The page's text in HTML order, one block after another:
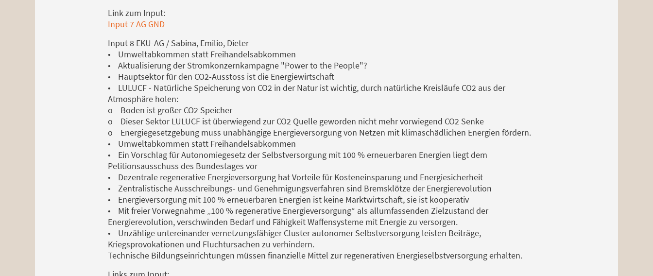
Link zum Input:
Input 7 AG GND
Input 8 EKU-AG / Sabina, Emilio, Dieter
• Umweltabkommen statt Freihandelsabkommen
• Aktualisierung der Stromkonzernkampagne "Power to the People"?
• Hauptsektor für den CO2-Ausstoss ist die Energiewirtschaft
• LULUCF - Natürliche Speicherung von CO2 in der Natur ist wichtig, durch natürliche Kreisläufe CO2 aus der
Atmosphäre holen:
o Boden ist großer CO2 Speicher
o Dieser Sektor LULUCF ist überwiegend zur CO2 Quelle geworden nicht mehr vorwiegend CO2 Senke
o Energiegesetzgebung muss unabhängige Energieversorgung von Netzen mit klimaschädlichen Energien fördern.
• Umweltabkommen statt Freihandelsabkommen
• Ein Vorschlag für Autonomiegesetz der Selbstversorgung mit 100 % erneuerbaren Energien liegt dem
Petitionsausschuss des Bundestages vor
• Dezentrale regenerative Energieversorgung hat Vorteile für Kosteneinsparung und Energiesicherheit
• Zentralistische Ausschreibungs- und Genehmigungsverfahren sind Bremsklötze der Energierevolution
• Energieversorgung mit 100 % erneuerbaren Energien ist keine Marktwirtschaft, sie ist kooperativ
• Mit freier Vorwegnahme „100 % regenerative Energieversorgung“ als allumfassenden Zielzustand der
Energierevolution, verschwinden Bedarf und Fähigkeit Waffensysteme mit Energie zu versorgen.
• Unzählige untereinander vernetzungsfähiger Cluster autonomer Selbstversorgung leisten Beiträge,
Kriegsprovokationen und Fluchtursachen zu verhindern.
Technische Bildungseinrichtungen müssen finanzielle Mittel zur regenerativen Energieselbstversorgung erhalten.